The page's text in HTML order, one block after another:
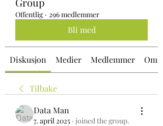
Offentlig · 296 medlemmer
Bli med
Diskusjon Medier Medlemmer Om
Tilbake
Data Man
7. april 2025 · joined the group.